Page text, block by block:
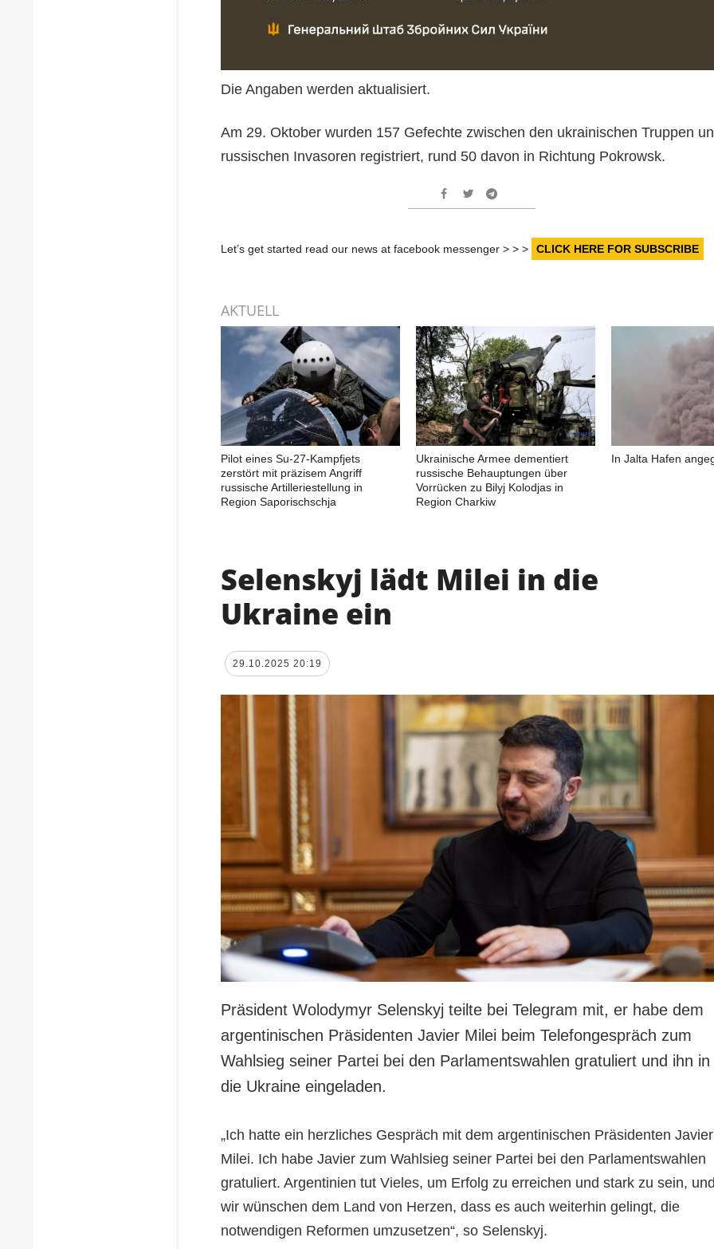
Die Angaben werden aktualisiert.
Am 29. Oktober wurden 157 Gefechte zwischen den ukrainischen Truppen
russischen Invasoren registriert, rund 50 davon in Richtung Pokrowsk.
Let’s get started read our news at facebook messenger > > > CLICK HERE FOR SUBSCRIBE
AKTUELL
Pilot eines Su-27-Kampfjets
zerstört mit präzisem Angriff
russische Artilleriestellung in
Region Saporischschja
Ukrainische Armee dementiert
russische Behauptungen über
Vorrücken zu Bilyj Kolodjas in
Region Charkiw
In Jalta Hafen
Selenskyj lädt Milei in die
Ukraine ein
29.10.2025 20:19
Präsident Wolodymyr Selenskyj teilte bei Telegram mit, er habe dem
argentinischen Präsidenten Javier Milei beim Telefongespräch zum
Wahlsieg seiner Partei bei den Parlamentswahlen gratuliert und ihn in
die Ukraine eingeladen.
„Ich hatte ein herzliches Gespräch mit dem argentinischen Präsidenten Javier
Milei. Ich habe Javier zum Wahlsieg seiner Partei bei den Parlamentswahlen
gratuliert. Argentinien tut Vieles, um Erfolg zu erreichen und stark zu sein,
wir wünschen dem Land von Herzen, dass es auch weiterhin gelingt, die
notwendigen Reformen umzusetzen“, so Selenskyj.